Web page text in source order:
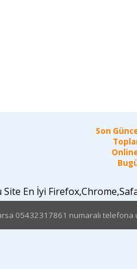
Son
Site En İyi
05432317861 numaralı telefona